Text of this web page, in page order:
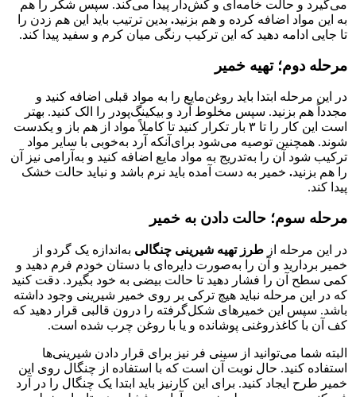
می‌گیرد و حالت خامه‌ای و کش‌دار پیدا می‌کند. سپس شکر را هم
به این مواد اضافه کرده و هم بزنید. بدین ترتیب باید این هم زدن را
تا جایی ادامه دهید که این ترکیب رنگی میان کرم و سفید پیدا کند.
مرحله دوم؛ تهیه خمیر
در این مرحله ابتدا باید روغن‌مایع را به مواد قبلی اضافه کنید و
مجدداً هم بزنید. سپس مخلوط آرد و بیکینگ‌پودر را الک کنید. بهتر
است این کار را تا ۳ بار تکرار کنید تا کاملاً مواد از هم باز و یکدست
شوند. همچنین توصیه می‌شود برای‌آنکه آرد به‌خوبی با سایر مواد
ترکیب شود آن را به‌تدریج به مواد مایع اضافه کنید و به‌آرامی نیز آن
را هم بزنید. خمیر به دست آمده باید نرم باشد و نباید حالت خشک
پیدا کند.
مرحله سوم؛ حالت دادن به خمیر
در این مرحله از طرز تهیه شیرینی چنگالی به‌اندازه یک گردو از
خمیر بردارید و آن را به‌صورت دایره‌ای با دستان خودم فرم دهید و
کمی سطح آن را فشار دهید تا حالت بیضی به خود بگیرد. دقت کنید
که در این مرحله نباید هیچ ترکی بر روی خمیر شیرینی وجود داشته
باشد. سپس این خمیرهای شکل‌گرفته را درون قالبی قرار دهید که
کف آن با کاغذروغنی پوشانده و یا با روغن چرب شده است.
البته شما می‌توانید از سینی فر نیز برای قرار دادن شیرینی‌ها
استفاده کنید. حال نوبت آن است که با استفاده از چنگال روی این
خمیر طرح ایجاد کنید. برای این کارنیز باید ابتدا یک چنگال را در آرد